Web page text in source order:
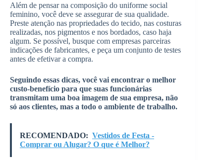
Além de pensar na composição do uniforme social
feminino, você deve se assegurar de sua qualidade.
Preste atenção nas propriedades do tecido, nas costuras
realizadas, nos pigmentos e nos bordados, caso haja
algum. Se possível, busque com empresas parceiras
indicações de fabricantes, e peça um conjunto de testes
antes de efetivar a compra.
Seguindo essas dicas, você vai encontrar o melhor
custo-benefício para que suas funcionárias
transmitam uma boa imagem de sua empresa, não
só aos clientes, mas a todo o ambiente de trabalho.
RECOMENDADO: Vestidos de Festa -
Comprar ou Alugar? O que é Melhor?